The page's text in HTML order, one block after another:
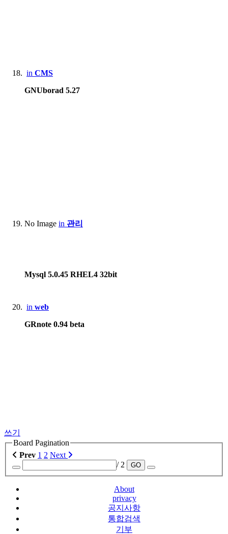
in CMS
GNUborad 5.27
No Image in 관리
Mysql 5.0.45 RHEL4 32bit
in web
GRnote 0.94 beta
쓰기
Board Pagination
Prev 1 2 Next
/ 2
GO
About
privacy
공지사항
통합검색
기부